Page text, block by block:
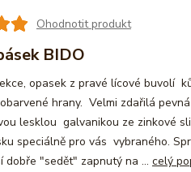
Ohodnotit produkt
BIDO
opasek z pravé lícové buvolí
hrany. Velmi zdařilá
lesklou galvanikou ze zinkové
speciálně pro vás vybraného.
dobře "sedět" zapnutý na ... celý